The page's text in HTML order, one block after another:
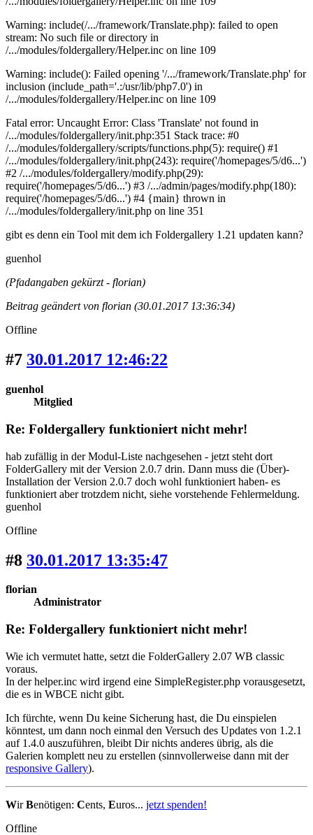
Warning: include(/.../framework/Translate.php): failed to open
stream: No such file or directory in
/.../modules/foldergallery/Helper.inc on line 109
Warning: include(): Failed opening '/.../framework/Translate.php' for
inclusion (include_path='.:/usr/lib/php7.0') in
/.../modules/foldergallery/Helper.inc on line 109
Fatal error: Uncaught Error: Class 'Translate' not found in
/.../modules/foldergallery/init.php:351 Stack trace: #0
/.../modules/foldergallery/scripts/functions.php(5): require() #1
/.../modules/foldergallery/init.php(243): require('/homepages/5/d6...')
#2 /.../modules/foldergallery/modify.php(29):
require('/homepages/5/d6...') #3 /.../admin/pages/modify.php(180):
require('/homepages/5/d6...') #4 {main} thrown in
/.../modules/foldergallery/init.php on line 351
gibt es denn ein Tool mit dem ich Foldergallery 1.21 updaten kann?
guenhol
(Pfadangaben gekürzt - florian)
Beitrag geändert von florian (30.01.2017 13:36:34)
Offline
#7 30.01.2017 12:46:22
guenhol
Mitglied
Re: Foldergallery funktioniert nicht mehr!
hab zufällig in der Modul-Liste nachgesehen - jetzt steht dort
FolderGallery mit der Version 2.0.7 drin. Dann muss die (Über)-
Installation der Version 2.0.7 doch wohl funktioniert haben- es
funktioniert aber trotzdem nicht, siehe vorstehende Fehlermeldung.
guenhol
Offline
#8 30.01.2017 13:35:47
florian
Administrator
Re: Foldergallery funktioniert nicht mehr!
Wie ich vermutet hatte, setzt die FolderGallery 2.07 WB classic
voraus.
In der helper.inc wird irgend eine SimpleRegister.php vorausgesetzt,
die es in WBCE nicht gibt.
Ich fürchte, wenn Du keine Sicherung hast, die Du einspielen
könntest, um dann noch einmal den Versuch des Updates von 1.2.1
auf 1.4.0 auszuführen, bleibt Dir nichts anderes übrig, als die
Galerien komplett neu zu erstellen (sinnvollerweise dann mit der
responsive Gallery).
WirBenötigen: Cents, Euros... jetzt spenden!
Offline